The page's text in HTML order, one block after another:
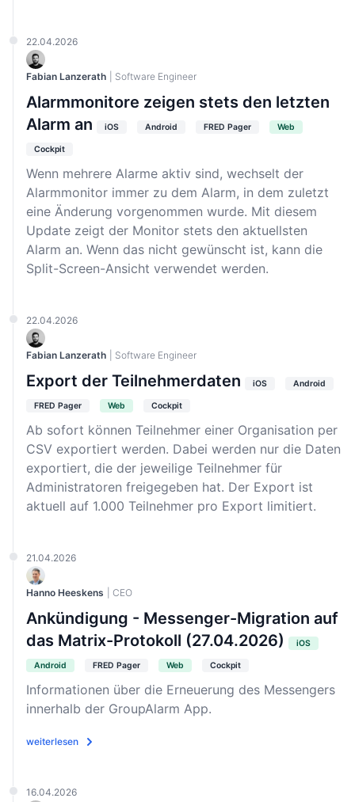
22.04.2026
Fabian Lanzerath | Software Engineer
Alarmmonitore zeigen stets den letzten
Alarm an
iOS Android FRED Pager Web
Cockpit
Wenn mehrere Alarme aktiv sind, wechselt der
Alarmmonitor immer zu dem Alarm, in dem zuletzt
eine Änderung vorgenommen wurde. Mit diesem
Update zeigt der Monitor stets den aktuellsten
Alarm an. Wenn das nicht gewünscht ist, kann die
Split-Screen-Ansicht verwendet werden.
22.04.2026
Fabian Lanzerath | Software Engineer
Export der Teilnehmerdaten iOS Android
FRED Pager Web Cockpit
Ab sofort können Teilnehmer einer Organisation per
CSV exportiert werden. Dabei werden nur die Daten
exportiert, die der jeweilige Teilnehmer für
Administratoren freigegeben hat. Der Export ist
aktuell auf 1.000 Teilnehmer pro Export limitiert.
21.04.2026
Hanno Heeskens | CEO
Ankündigung - Messenger-Migration auf
das Matrix-Protokoll (27.04.2026)
iOS
Android FRED Pager Web Cockpit
Informationen über die Erneuerung des Messengers
innerhalb der GroupAlarm App.
weiterlesen
16.04.2026